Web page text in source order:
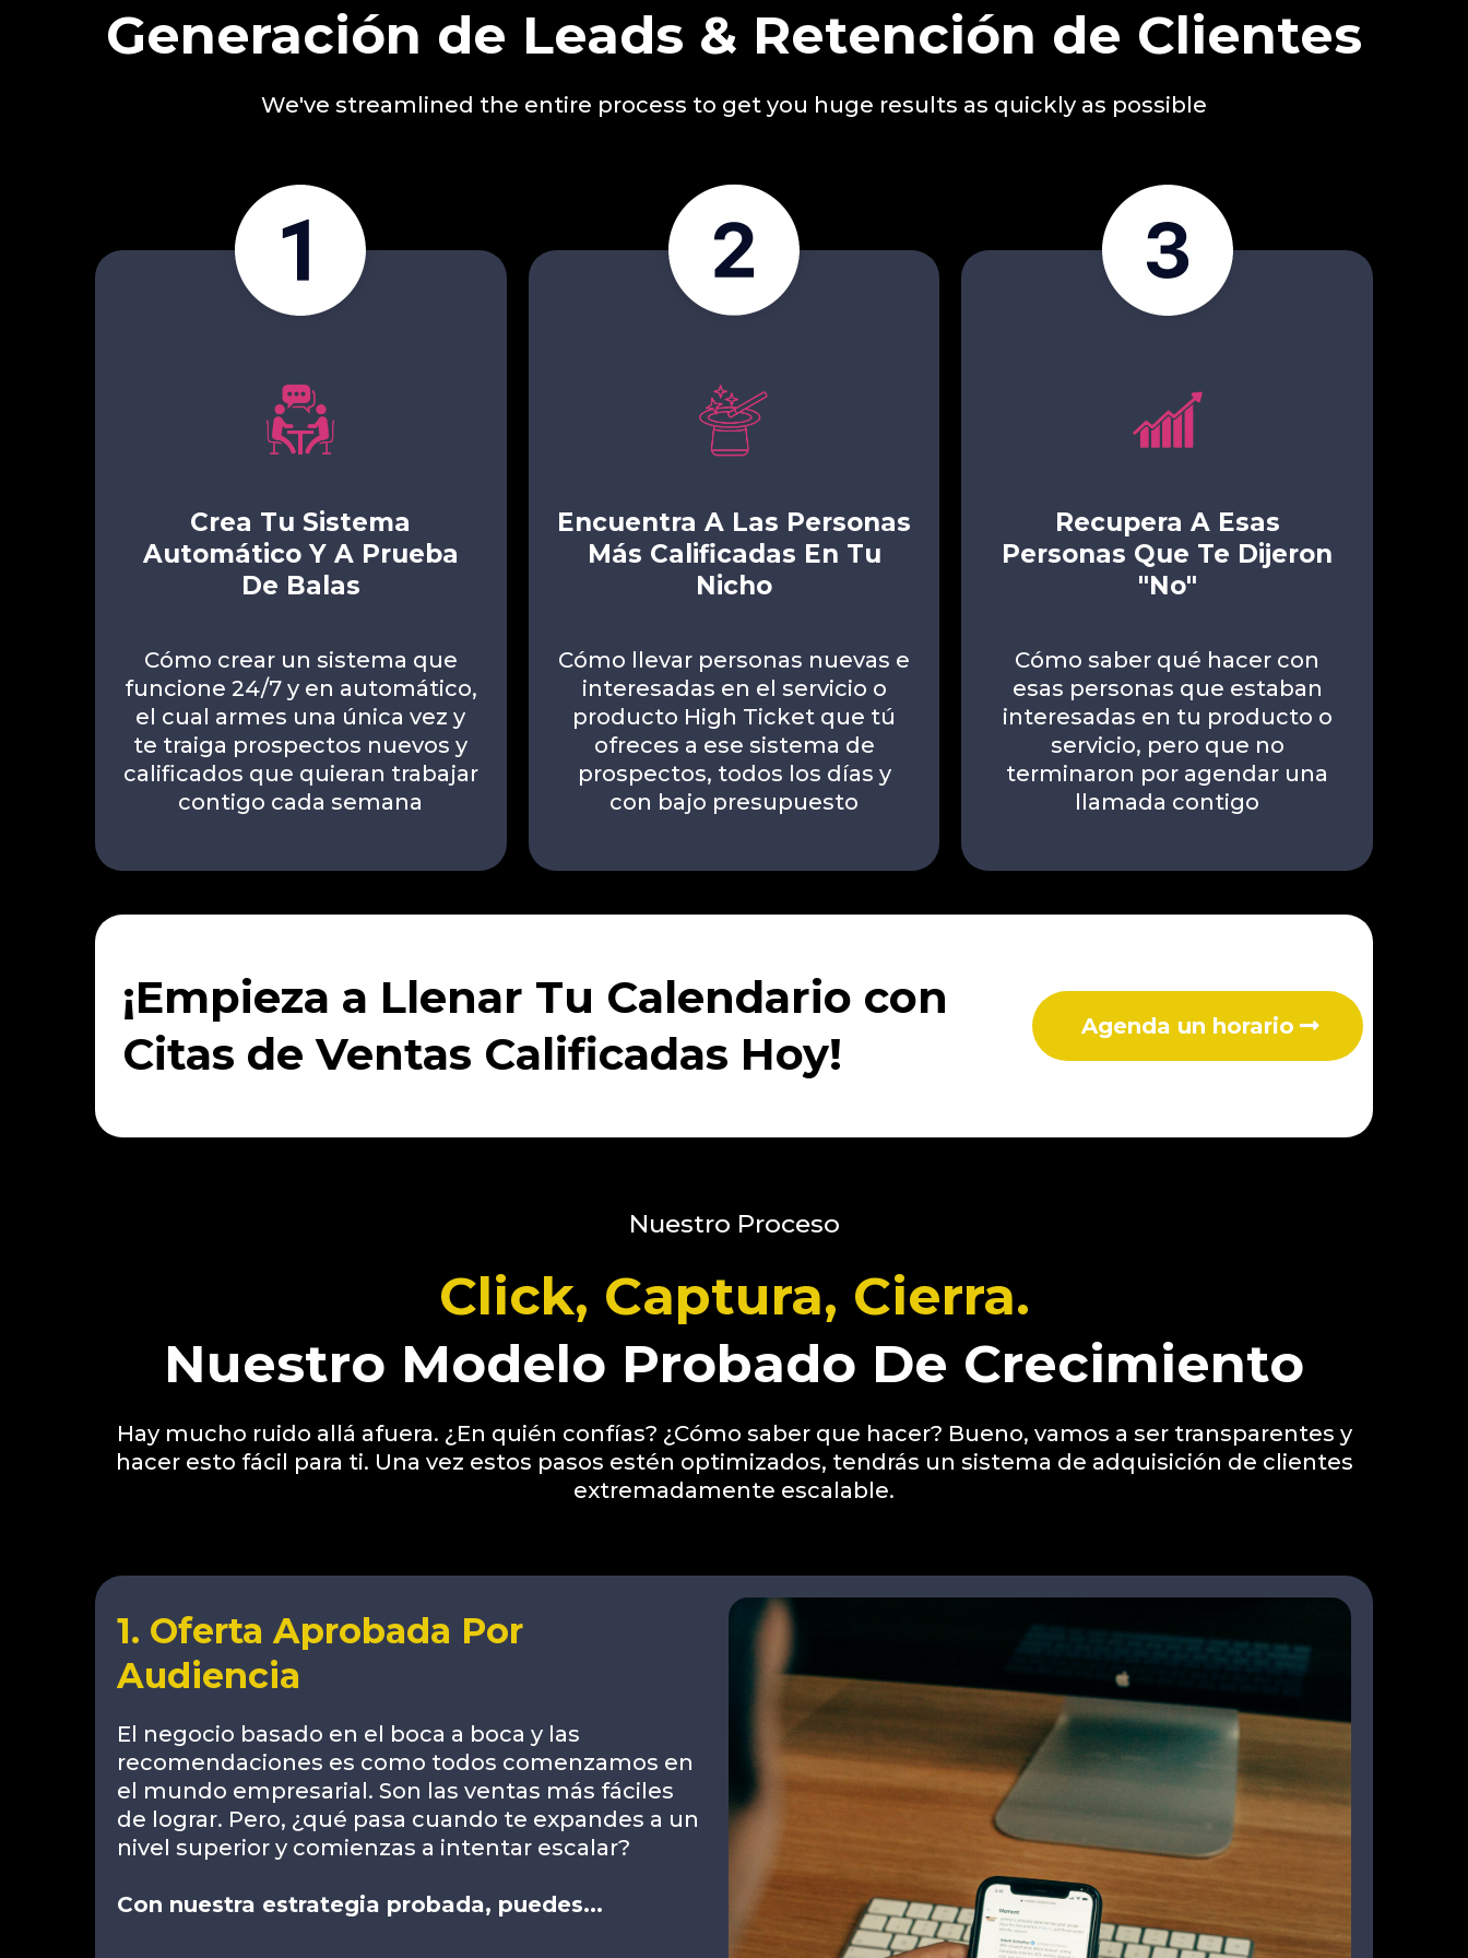
Generación de Leads & Retención de Clientes
We've streamlined the entire process to get you huge results as quickly as possible
Crea Tu Sistema
Automático Y A Prueba
De Balas
Cómo crear un sistema que
funcione 24/7 y en automático,
el cual armes una única vez y
te traiga prospectos nuevos y
calificados que quieran trabajar
contigo cada semana
Encuentra A Las Personas
Más Calificadas En Tu
Nicho
Cómo llevar personas nuevas e
interesadas en el servicio o
producto High Ticket que tú
ofreces a ese sistema de
prospectos, todos los días y
con bajo presupuesto
Recupera A Esas
Personas Que Te Dijeron
"No"
Cómo saber qué hacer con
esas personas que estaban
interesadas en tu producto o
servicio, pero que no
terminaron por agendar una
llamada contigo
¡Empieza a Llenar Tu Calendario con
Citas de Ventas Calificadas Hoy!
Agenda un horario
Nuestro Proceso
Click, Captura, Cierra.
Nuestro Modelo Probado De Crecimiento
Hay mucho ruido allá afuera. ¿En quién confías? ¿Cómo saber que hacer? Bueno, vamos a ser transparentes y
hacer esto fácil para ti. Una vez estos pasos estén optimizados, tendrás un sistema de adquisición de clientes
extremadamente escalable.
1. Oferta Aprobada Por
Audiencia
El negocio basado en el boca a boca y las
recomendaciones es como todos comenzamos en
el mundo empresarial. Son las ventas más fáciles
de lograr. Pero, ¿qué pasa cuando te expandes a un
nivel superior y comienzas a intentar escalar?
Con nuestra estrategia probada, puedes...